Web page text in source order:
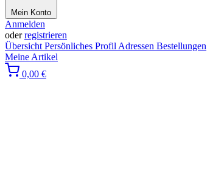
Mein Konto
Anmelden
oderregistrieren
Übersicht Persönliches Profil Adressen Bestellungen
Meine Artikel
0,00 €